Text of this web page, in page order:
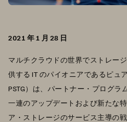
2021 年 1 月 28 日
マルチクラウドの世界でストレー
供する IT のパイオニアであるピュ
PSTG）は、パートナー・プログラ
一連のアップデートおよび新たな
ア・ストレージのサービス主導の